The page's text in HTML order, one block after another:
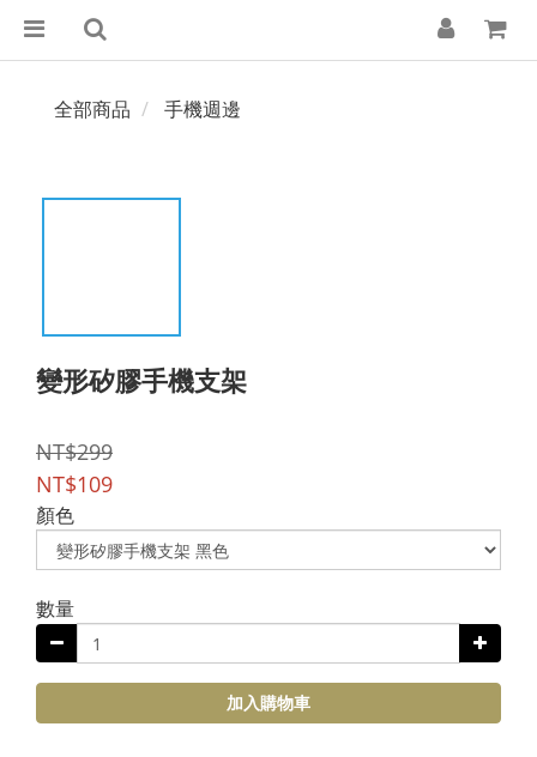
全部商品 手機週邊
變形矽膠手機支架
NT$299
NT$109
顏色
數量
加入購物車